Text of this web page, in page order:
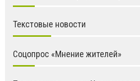
Текстовые новости
Соцопрос «Мнение жителей»